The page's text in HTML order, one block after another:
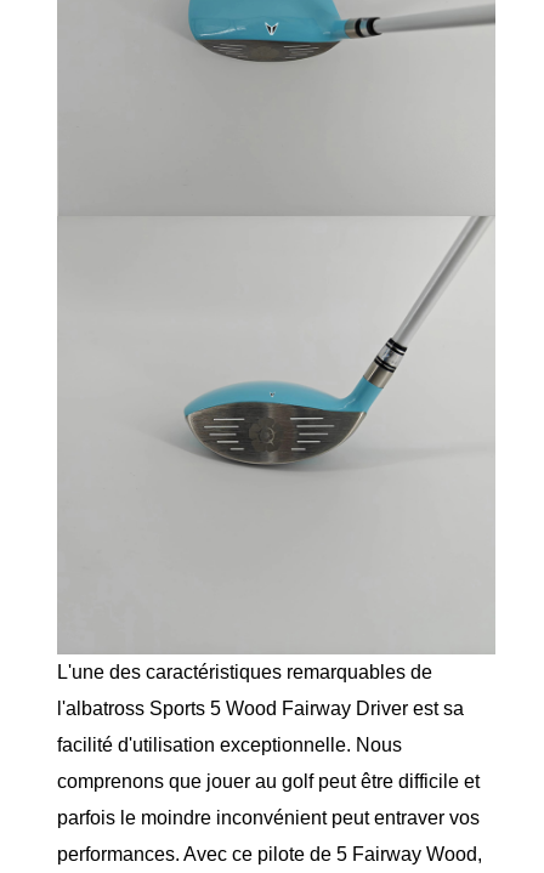
L'une des caractéristiques remarquables de
l'albatross Sports 5 Wood Fairway Driver est sa
facilité d'utilisation exceptionnelle. Nous
comprenons que jouer au golf peut être difficile et
parfois le moindre inconvénient peut entraver vos
performances. Avec ce pilote de 5 Fairway Wood,